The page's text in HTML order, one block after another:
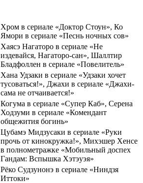
Хром в сериале «Доктор Стоун», Ко
Ямори в сериале «Песнь ночных сов»
Хаясэ Нагаторо в сериале «Не
издевайся, Нагаторо-сан», Шаллтир
Бладфоллен в сериале «Повелитель»
Хана Удзаки в сериале «Удзаки хочет
тусоваться!», Джахи в сериале «Джахи-
сама не отчаивается!»
Когума в сериале «Супер Каб», Серена
Ходзуми в сериале «Комендант
общежития богинь»
Цубамэ Мидзусаки в сериале «Руки
прочь от кинокружка!», Михэшер Хенсе
в полнометражке «Мобильный доспех
Гандам: Вспышка Хэтэуэя»
Рёко Судзунонэ в сериале «Ниндзя
Иттоки»